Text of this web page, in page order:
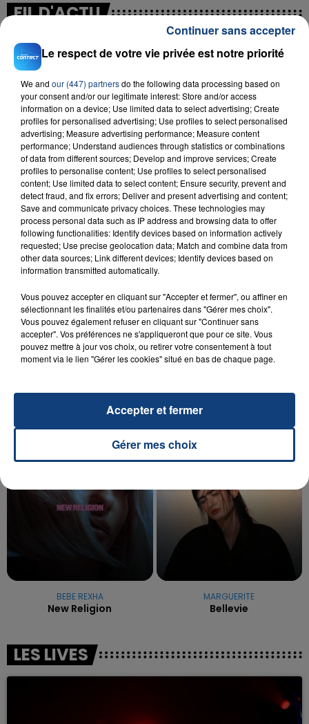
FIL D'ACTU
23 juillet 2026
INCENDIE MORTEL À LENS : UNE FEMME ET
SON BÉBÉ ENTRE LA VIE ET LA...
Un homme s'est immolé par le feu après avoir
aspergé sa compagne et leur bébé de trois mois
d'un liquide inflammable.
20 juillet 2026
UNE ADOLESCENTE DEVANT SE FAIRE
OPÉRER DE LA CHEVILLE RESSORT DE LA...
La famille a porté plainte contre la clinique qui a
TITRES DIFFUSÉS
BEBE REXHA
New Religion
MARGUERITE
Bellevie
LES LIVES
Le respect de votre vie privée est notre priorité
We and our (447) partnersdo the following data processing based on
your consent and/or our legitimate interest: Store and/or access
information on a device; Use limited data to select advertising; Create
profiles for personalised advertising; Use profiles to select personalised
advertising; Measure advertising performance; Measure content
performance; Understand audiences through statistics or combinations
of data from different sources; Develop and improve services; Create
profiles to personalise content; Use profiles to select personalised
content; Use limited data to select content; Ensure security, prevent and
detect fraud, and fix errors; Deliver and present advertising and content;
Save and communicate privacy choices. These technologies may
process personal data such as IP address and browsing data to offer
following functionalities: Identify devices based on information actively
requested; Use precise geolocation data; Match and combine data from
other data sources; Link different devices; Identify devices based on
information transmitted automatically.
Vous pouvez accepter en cliquant sur "Accepter et fermer", ou affiner en
sélectionnant les finalités et/ou partenaires dans "Gérer mes choix".
Vous pouvez également refuser en cliquant sur "Continuer sans
accepter". Vos préférences ne s'appliqueront que pour ce site. Vous
pouvez mettre à jour vos choix, ou retirer votre consentement à tout
moment via le lien "Gérer les cookies" situé en bas de chaque page.
Gérer mes choix
Accepter et fermer
Continuer sans accepter